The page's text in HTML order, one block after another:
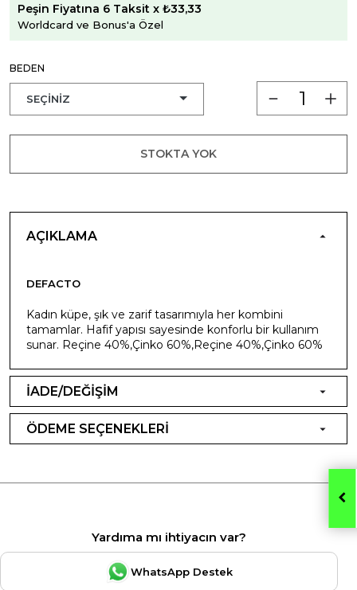
Peşin Fiyatına 6 Taksit x ₺33,33
Worldcard ve Bonus'a Özel
BEDEN
STOKTA YOK
AÇIKLAMA
DEFACTO
Kadın küpe, şık ve zarif tasarımıyla her kombini
tamamlar. Hafif yapısı sayesinde konforlu bir kullanım
sunar. Reçine 40%,Çinko 60%,Reçine 40%,Çinko 60%
İADE/DEĞİŞİM
ÖDEME SEÇENEKLERİ
Yardıma mı ihtiyacın var?
WhatsApp Destek